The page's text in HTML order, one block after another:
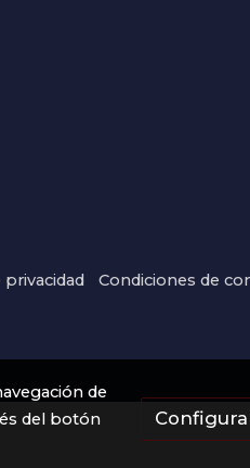
privacidad Condiciones de
de
del botón